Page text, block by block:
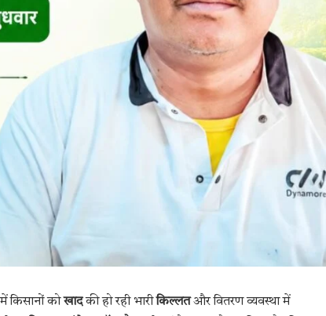
में किसानों कोखादकी हो रही भारीकिल्लतऔर वितरण व्यवस्था में